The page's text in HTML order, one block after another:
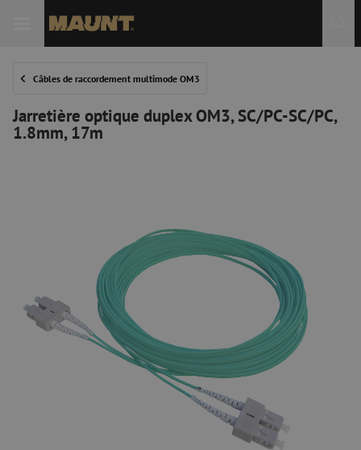
Câbles de raccordement multimode OM3
Jarretière optique duplex OM3, SC/PC-SC/PC,
1.8mm, 17m